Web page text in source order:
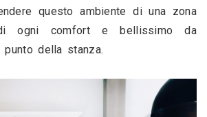
questo ambiente di una zona
ogni comfort e bellissimo da
della stanza.